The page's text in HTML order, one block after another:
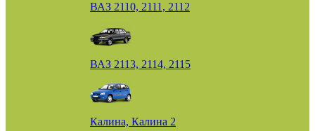
ВАЗ 2110, 2111, 2112
ВАЗ 2113, 2114, 2115
Калина, Калина 2